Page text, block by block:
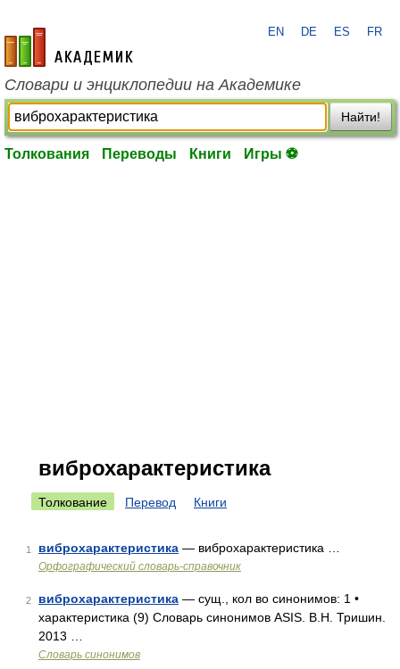
academic.ru
EN DE ES FR
Словари и энциклопедии на Академике
Найти!
Толкования Переводы Книги Игры ⚽
виброхарактеристика
Толкование Перевод Книги
1 виброхарактеристика — виброхарактеристика …
Орфографический словарь-справочник
2 виброхарактеристика — сущ., кол во синонимов: 1 •
характеристика (9) Словарь синонимов ASIS. В.Н. Тришин.
2013 …
Словарь синонимов